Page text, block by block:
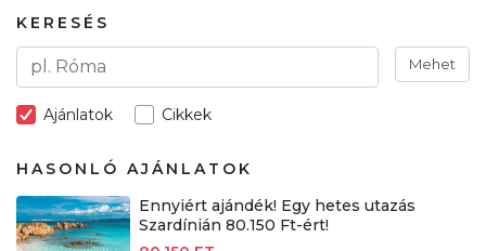
KERESÉS
Mehet
Ajánlatok Cikkek
HASONLÓ AJÁNLATOK
Ennyiért ajándék! Egy hetes utazás
Szardínián 80.150 Ft-ért!